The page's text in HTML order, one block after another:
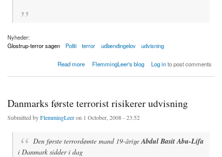
Nyheder:
Glostrup-terror sagen
Politi terror udlændingelov udvisning
Read more
about Politifejl kan redde terrordømt FlemmingLeer's blog Log into post comments
Danmarks første terrorist risikerer udvisning
Submitted byFlemmingLeeron 1 October, 2008 - 23:52
Den første terrordømte mand 19-årigeAbdul Basit Abu-Lifa
i Danmark sidder i dag